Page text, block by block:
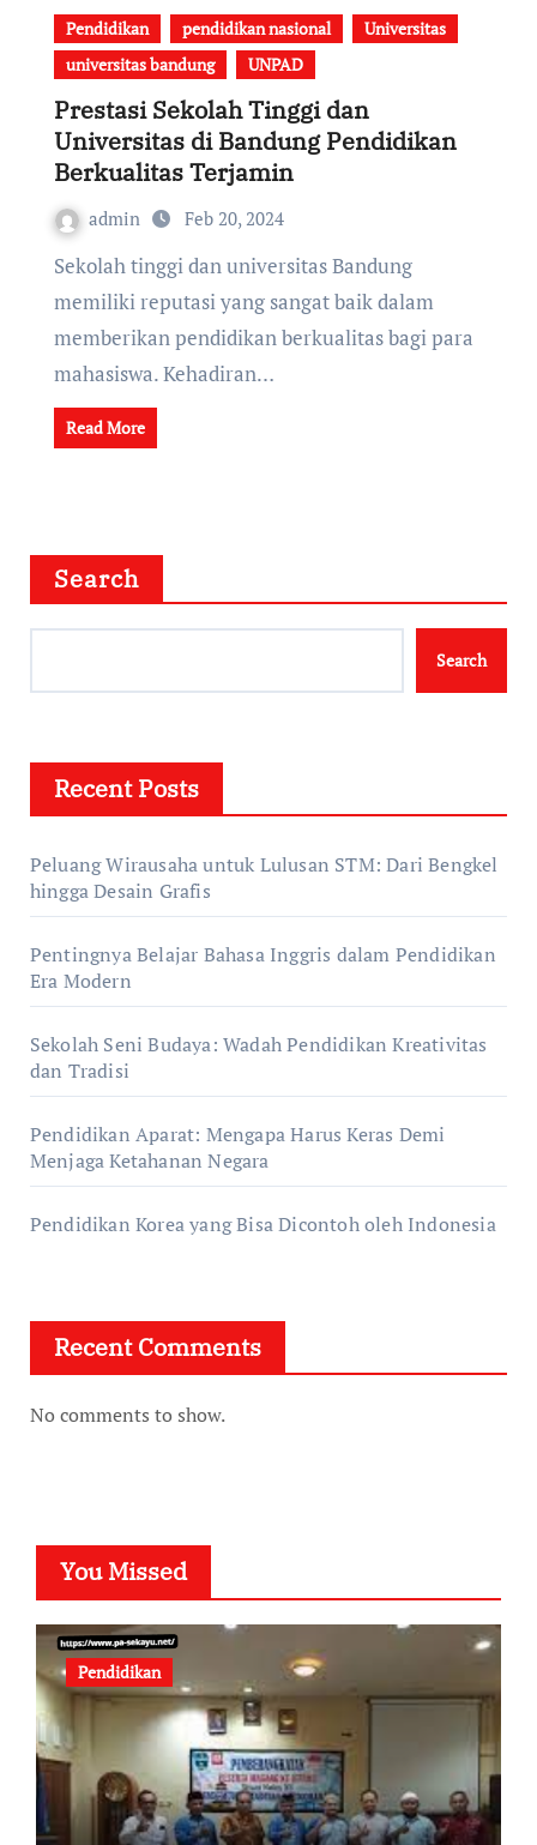
Pendidikan pendidikan nasional
Universitas
universitas bandung
UNPAD
Prestasi Sekolah Tinggi dan
Universitas di Bandung Pendidikan
Berkualitas Terjamin
admin Feb 20, 2024
Sekolah tinggi dan universitas Bandung
memiliki reputasi yang sangat baik dalam
memberikan pendidikan berkualitas bagi para
mahasiswa. Kehadiran…
Read More
Search
Search
Recent Posts
Peluang Wirausaha untuk Lulusan STM: Dari Bengkel
hingga Desain Grafis
Pentingnya Belajar Bahasa Inggris dalam Pendidikan
Era Modern
Sekolah Seni Budaya: Wadah Pendidikan Kreativitas
dan Tradisi
Pendidikan Aparat: Mengapa Harus Keras Demi
Menjaga Ketahanan Negara
Pendidikan Korea yang Bisa Dicontoh oleh Indonesia
Recent Comments
No comments to show.
You Missed
Pendidikan